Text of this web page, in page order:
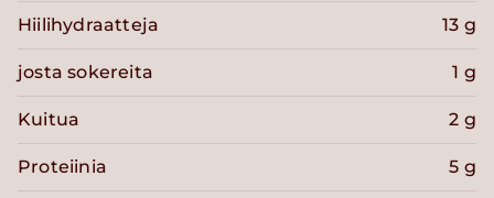
Hiilihydraatteja 13 g
josta sokereita 1 g
Kuitua 2 g
Proteiinia 5 g